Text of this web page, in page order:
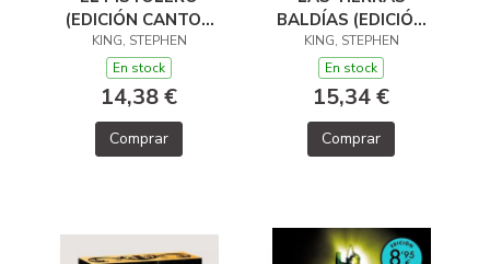
(EDICIÓN CANTOS
TINTADOS) (LA
TORRE OSCURA 1)
KING, STEPHEN
En stock
14,38 €
Comprar
BALDÍAS (EDICIÓN
CANTOS TINTADOS)
(LA TORRE OSCURA
3)
KING, STEPHEN
En stock
15,34 €
Comprar